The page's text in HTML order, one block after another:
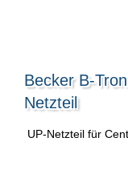
Becker B-
Netzteil
UP-Netzteil für